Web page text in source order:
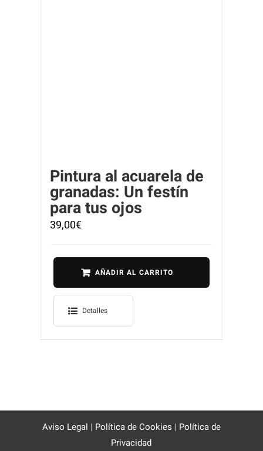
Pintura al acuarela de
granadas: Un festín
para tus ojos
39,00€
AÑADIR AL CARRITO
Detalles
Aviso Legal | Política de Cookies | Política de
Privacidad